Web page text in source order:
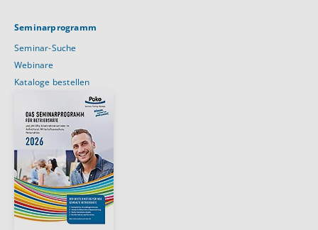
Seminarprogramm
Seminar-Suche
Webinare
Kataloge bestellen